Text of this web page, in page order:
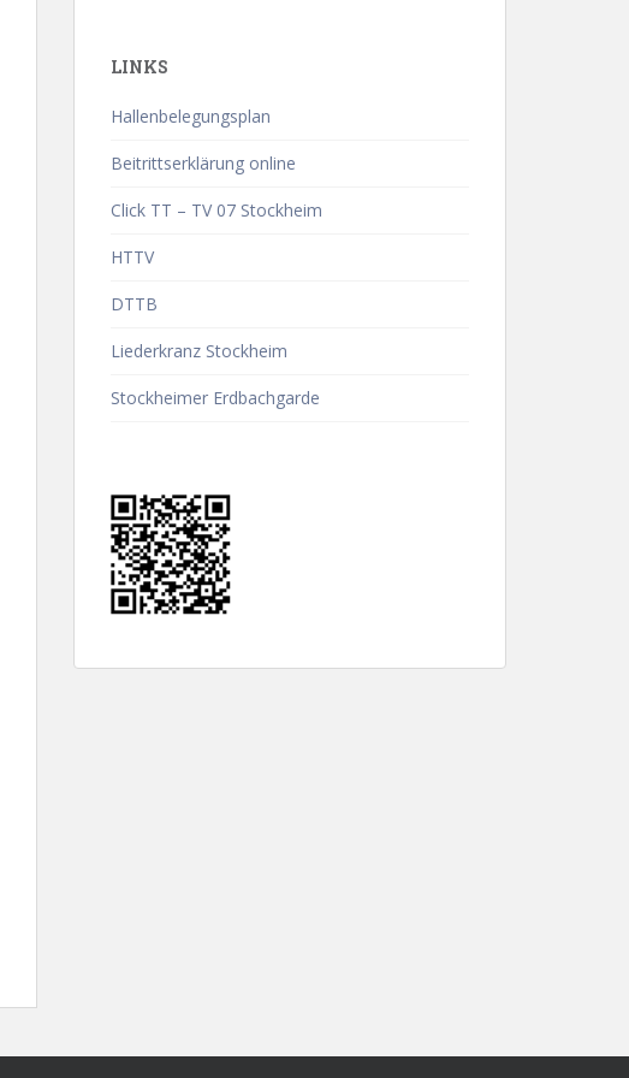
LINKS
Hallenbelegungsplan
Beitrittserklärung online
Click TT – TV 07 Stockheim
HTTV
DTTB
Liederkranz Stockheim
Stockheimer Erdbachgarde